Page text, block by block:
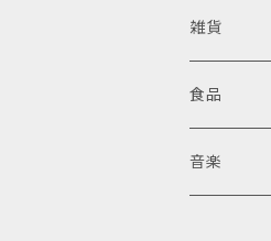
雑貨
食品
音楽